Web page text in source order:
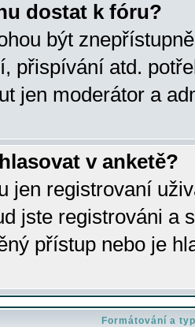
dostat k fóru?
být
přispívání atd.
jen moderátor a
v anketě?
jen registrovaní
jste registrováni a
přístup nebo je
Formátování a